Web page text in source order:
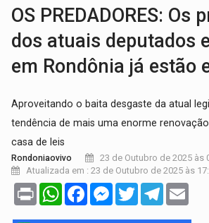
OS PREDADORES: Os
dos atuais deputados
em Rondônia já estão
Aproveitando o baita desgaste da atual
tendência de mais uma enorme
casa de leis
Rondoniaovivo
23 de Outubro de 2025 às
Atualizada em : 23 de Outubro de 2025 às
Print WhatsAppFacebookMessenger
TwitterTelegram